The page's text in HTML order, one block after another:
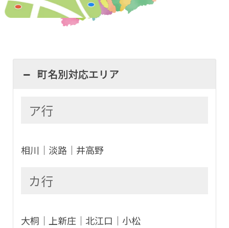
町名別対応エリア
ア行
相川│淡路│井高野
カ行
大桐│上新庄│北江口│小松